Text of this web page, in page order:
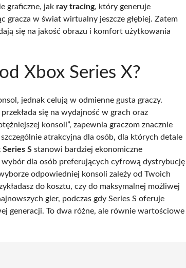
graficzne, jak ray tracing, który generuje
gracza w świat wirtualny jeszcze głębiej. Zatem
się na jakość obrazu i komfort użytkowania
Xbox Series X?
jednak celują w odmienne gusta graczy.
się na wydajność w grach oraz
konsoli”, zapewnia graczom znacznie
atrakcyjna dla osób, dla których detale
Series S stanowi bardziej ekonomiczne
wybór dla osób preferujących cyfrową dystrybucję
odpowiedniej konsoli zależy od Twoich
do kosztu, czy do maksymalnej możliwej
gier, podczas gdy Series S oferuje
generacji. To dwa różne, ale równie wartościowe